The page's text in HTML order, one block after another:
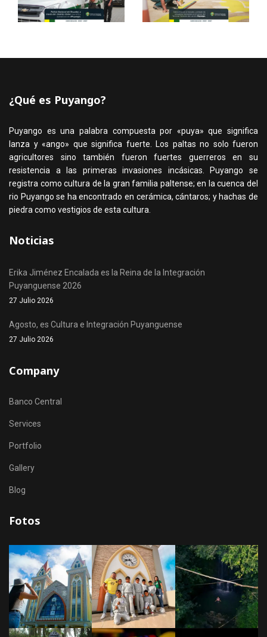
¿Qué es Puyango?
Puyango es una palabra compuesta por «puya» que significa
lanza y «ango» que significa fuerte. Los paltas no solo fueron
agricultores sino también fueron fuertes guerreros en su
resistencia a las primeras invasiones incásicas. Puyango se
registra como cultura de la gran familia paltense; en la cuenca del
rio Puyango se ha encontrado en cerámica, cántaros; y hachas de
piedra como vestigios de esta cultura.
Noticias
Erika Jiménez Encalada es la Reina de la Integración
Puyanguense 2026
27 Julio 2026
Agosto, es Cultura e Integración Puyanguense
27 Julio 2026
Company
Banco Central
Services
Portfolio
Gallery
Blog
Fotos